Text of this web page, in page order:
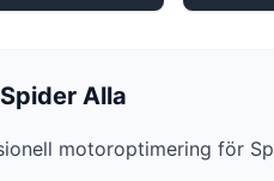
Spider Alla
motoroptimering för